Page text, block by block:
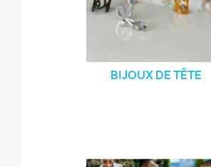
BIJOUX DE TÊTE